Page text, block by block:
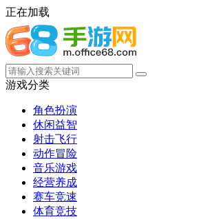
正在加载
游戏分类
角色扮演
休闲益智
射击飞行
动作冒险
音乐游戏
经营养成
赛车竞速
体育竞技